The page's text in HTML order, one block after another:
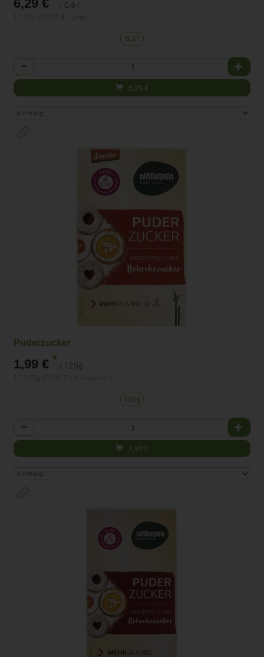
6,29 € / 0,5 l
0,5 l
Anzahl
6,29 €
Puderzucker
1,99 € * / 125g
125g
Anzahl
1,99 €